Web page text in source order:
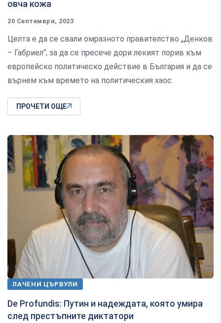
овча кожа
20 Септември, 2023
Целта е да се свали омразното правителство „Денков
– Габриел“, за да се пресече дори лекият порив към
европейско политическо действие в България и да се
върнем към времето на политическия хаос
ПРОЧЕТИ ОЩЕ
ЛАЧЕНИ ЦЪРВУЛИ
De Profundis: Путин и надеждата, която умира
след престъпните диктатори